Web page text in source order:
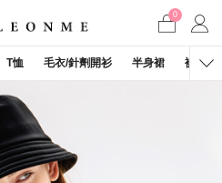
0
T恤 毛衣/針劑開衫 半身裙 褲子